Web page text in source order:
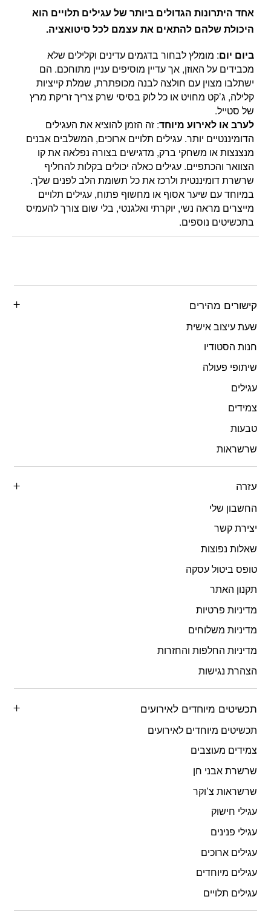
אחד היתרונות הגדולים ביותר של עגילים תלויים הוא
היכולת שלהם להתאים את עצמם לכל סיטואציה.
ביום יום: מומלץ לבחור בדגמים עדינים וקלילים שלא
מכבידים על האוזן, אך עדיין מוסיפים עניין מתוחכם. הם
ישתלבו מצוין עם חולצה לבנה מכופתרת, שמלת קייציות
קלילה, ג’קט מחויט או כל לוק בסיסי שרק צריך זריקת מרץ
של סטייל.
לערב או לאירוע מיוחד: זה הזמן להוציא את העגילים
הדומיננטיים יותר. עגילים תלויים ארוכים, המשלבים אבנים
מנצנצות או משחקי ברק, מדגישים בצורה נפלאה את קו
הצוואר והכתפיים. עגילים כאלה יכולים בקלות להחליף
שרשרת דומיננטית ולרכז את כל תשומת הלב לפנים שלך.
במיוחד עם שיער אסוף או מחשוף פתוח, עגילים תלויים
מייצרים מראה נשי, יוקרתי ואלגנטי, בלי שום צורך להעמיס
בתכשיטים נוספים.
קישורים מהירים
שעת עיצוב אישית
חנות הסטודיו
שיתופי פעולה
עגילים
צמידים
טבעות
שרשראות
עזרה
החשבון שלי
יצירת קשר
שאלות נפוצות
טופס ביטול עסקה
תקנון האתר
מדיניות פרטיות
מדיניות משלוחים
מדיניות החלפות והחזרות
הצהרת נגישות
תכשיטים מיוחדים לאירועים
תכשיטים מיוחדים לאירועים
צמידים מעוצבים
שרשרת אבני חן
שרשראות צ’וקר
עגילי חישוק
עגילי פנינים
עגילים ארוכים
עגילים מיוחדים
עגילים תלויים